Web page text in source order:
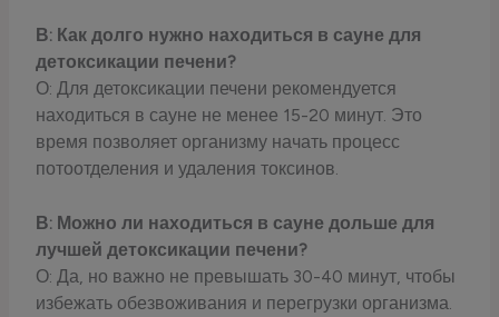
В: Как долго нужно находиться в сауне для
детоксикации печени?
О: Для детоксикации печени рекомендуется
находиться в сауне не менее 15-20 минут. Это
время позволяет организму начать процесс
потоотделения и удаления токсинов.
В: Можно ли находиться в сауне дольше для
лучшей детоксикации печени?
О: Да, но важно не превышать 30-40 минут, чтобы
избежать обезвоживания и перегрузки организма.